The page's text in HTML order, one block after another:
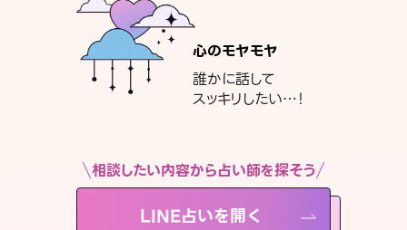
心のモヤモヤ
誰かに話して
スッキリしたい…！
相談したい内容から占い師を探そう
LINE占いを開く